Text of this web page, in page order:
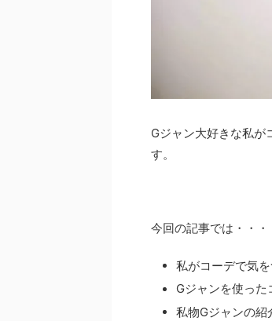
Gジャン大好きな私が
す。
今回の記事では・・・
私がコーデで気を
Gジャンを使った
私物Gジャンの紹